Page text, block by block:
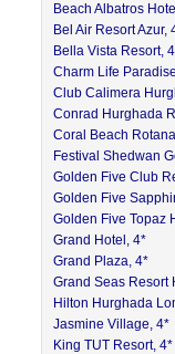
Beach Albatros
Bel Air Resort Azur,
Bella Vista Resort,
Charm Life
Club Calimera
Conrad Hurghada
Coral Beach
Festival Shedwan
Golden Five Club
Golden Five
Golden Five Topaz
Grand Hotel, 4*
Grand Plaza, 4*
Grand Seas Resort
Hilton Hurghada
Jasmine Village, 4*
King TUT Resort, 4*